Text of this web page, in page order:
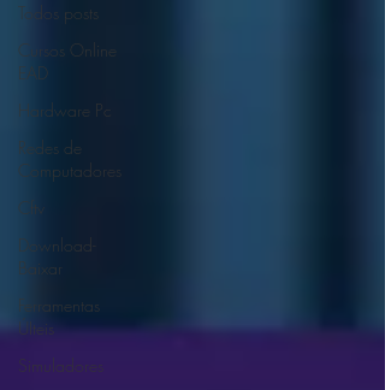
Todos posts
Cursos Online
EAD
Hardware Pc
Redes de
Computadores
Cftv
Download-
Baixar
Ferramentas
ÚIteis
Simuladores